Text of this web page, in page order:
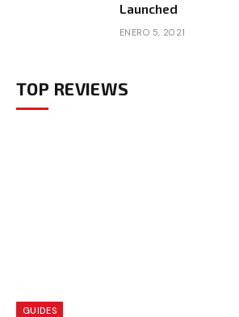
Launched
ENERO 5, 2021
TOP REVIEWS
GUIDES